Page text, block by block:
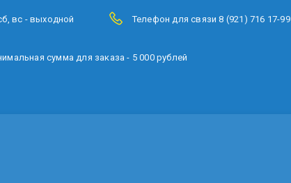
вс - выходной Телефон для связи 8 (921) 716 17-99
сумма для заказа - 5 000 рублей